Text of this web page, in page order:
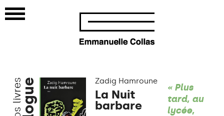
nos livres Zadig Hamroune
La Nuit
barbare
« Plus
tard, au
lycée,